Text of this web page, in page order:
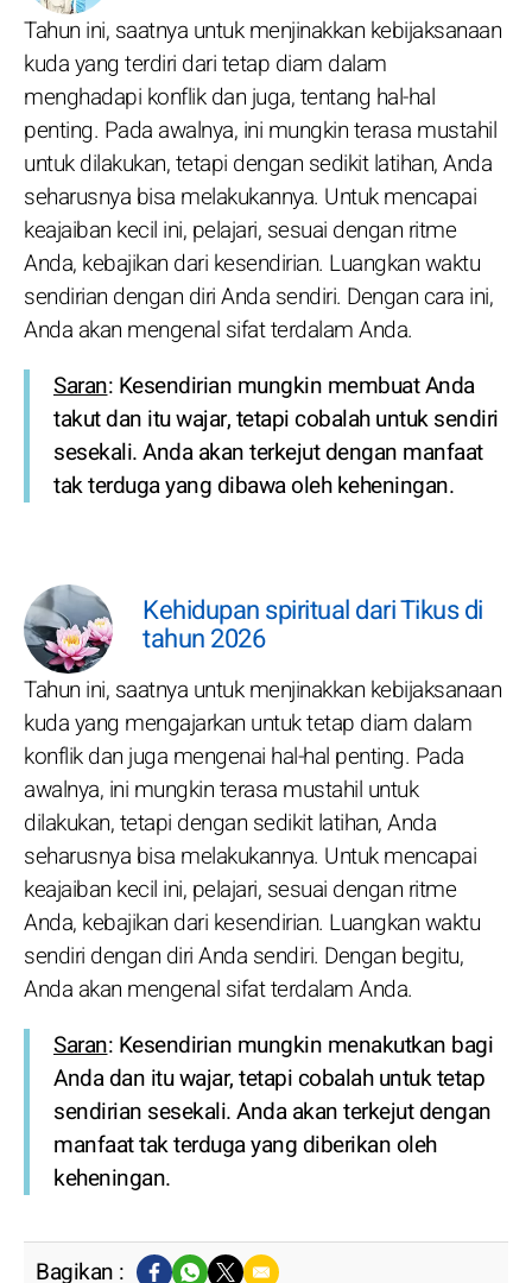
Tahun ini, saatnya untuk menjinakkan kebijaksanaan
kuda yang terdiri dari tetap diam dalam
menghadapi konflik dan juga, tentang hal-hal
penting. Pada awalnya, ini mungkin terasa mustahil
untuk dilakukan, tetapi dengan sedikit latihan, Anda
seharusnya bisa melakukannya. Untuk mencapai
keajaiban kecil ini, pelajari, sesuai dengan ritme
Anda, kebajikan dari kesendirian. Luangkan waktu
sendirian dengan diri Anda sendiri. Dengan cara ini,
Anda akan mengenal sifat terdalam Anda.
Saran: Kesendirian mungkin membuat Anda
takut dan itu wajar, tetapi cobalah untuk sendiri
sesekali. Anda akan terkejut dengan manfaat
tak terduga yang dibawa oleh keheningan.
Kehidupan spiritual dari Tikus di
tahun 2026
Tahun ini, saatnya untuk menjinakkan kebijaksanaan
kuda yang mengajarkan untuk tetap diam dalam
konflik dan juga mengenai hal-hal penting. Pada
awalnya, ini mungkin terasa mustahil untuk
dilakukan, tetapi dengan sedikit latihan, Anda
seharusnya bisa melakukannya. Untuk mencapai
keajaiban kecil ini, pelajari, sesuai dengan ritme
Anda, kebajikan dari kesendirian. Luangkan waktu
sendiri dengan diri Anda sendiri. Dengan begitu,
Anda akan mengenal sifat terdalam Anda.
Saran: Kesendirian mungkin menakutkan bagi
Anda dan itu wajar, tetapi cobalah untuk tetap
sendirian sesekali. Anda akan terkejut dengan
manfaat tak terduga yang diberikan oleh
keheningan.
Bagikan :